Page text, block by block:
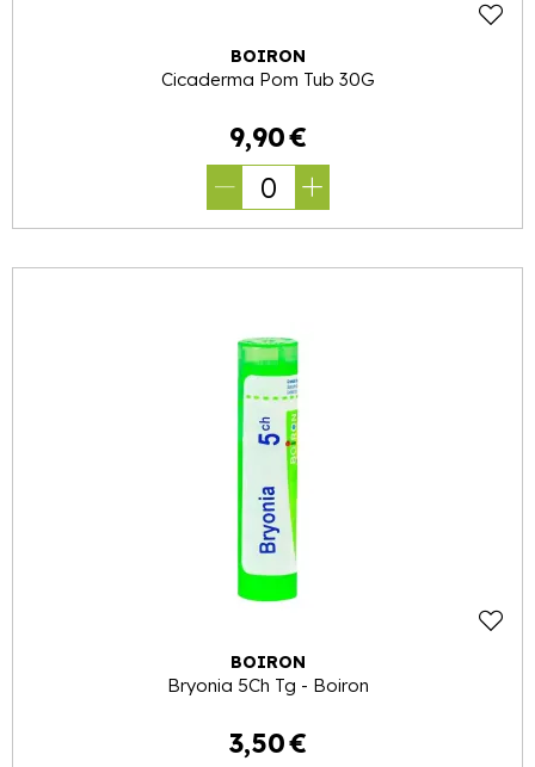
BOIRON
Cicaderma Pom Tub 30G
9,90€
0
BOIRON
Bryonia 5Ch Tg - Boiron
3,50€